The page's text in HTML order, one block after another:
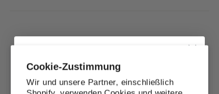
Cookie-Zustimmung
Wir und unsere Partner, einschließlich
Das könnte dir auch gefallen